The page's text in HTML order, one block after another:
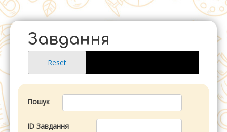
Перейти
до
вмісту
Завдання
Пошук
ID Завдання